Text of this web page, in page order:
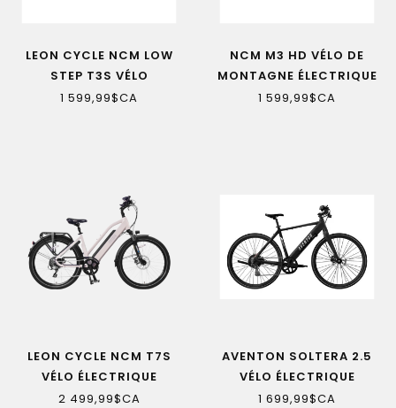
LEON CYCLE NCM LOW
STEP T3S VÉLO
ÉLECTRIQUE
1 599,99$CA
NCM M3 HD VÉLO DE
MONTAGNE ÉLECTRIQUE
1 599,99$CA
LEON CYCLE NCM T7S
VÉLO ÉLECTRIQUE
2 499,99$CA
AVENTON SOLTERA 2.5
VÉLO ÉLECTRIQUE
1 699,99$CA